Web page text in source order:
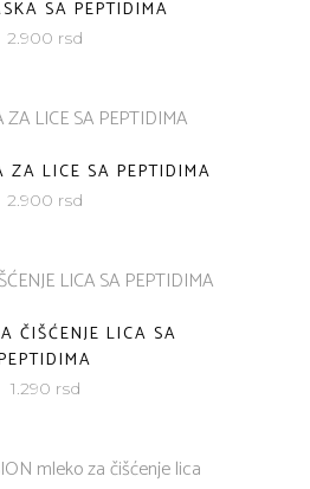
SA PEPTIDIMA
2.900 rsd
ZA LICE SA PEPTIDIMA
2.900 rsd
ČIŠĆENJE LICA SA
1.290 rsd